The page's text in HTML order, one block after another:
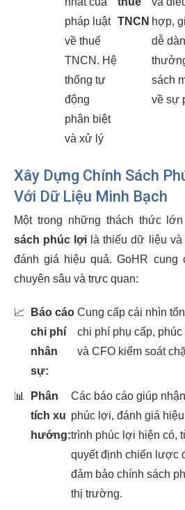
pháp luật
về thuế
TNCN. Hệ
thống tự
động
phân biệt
và xử lý
TNCN hợp,
dễ
sách
về sự
Xây Dựng Chính Sách
Với Dữ Liệu Minh Bạch
Một trong những thách thức
sách phúc lợi là thiếu dữ liệu
đánh giá hiệu quả. GoHR cung
chuyên sâu và trực quan:
📈
Báo cáo
chi phí
nhân
sự:
Cung cấp cái nhìn
chi phí phụ cấp,
và CFO kiểm soát
📊
Phân
tích xu
hướng:
Các báo cáo giúp
phúc lợi, đánh giá
trình phúc lợi hiện có,
quyết định chiến lược
đảm bảo chính sách
thị trường.